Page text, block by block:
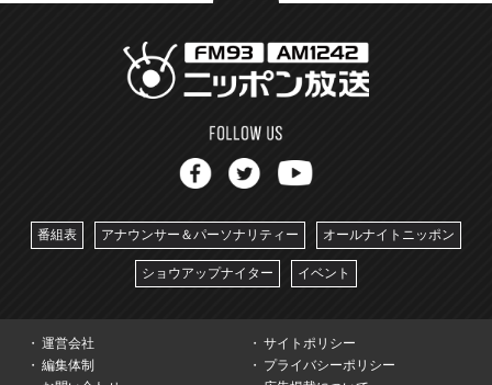
番組表 アナウンサー＆パーソナリティー オールナイトニッポン
ショウアップナイター イベント
運営会社
サイトポリシー
編集体制
プライバシーポリシー